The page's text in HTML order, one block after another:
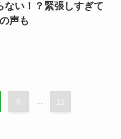
ない！？緊張しすぎて
声も
6 ... 11